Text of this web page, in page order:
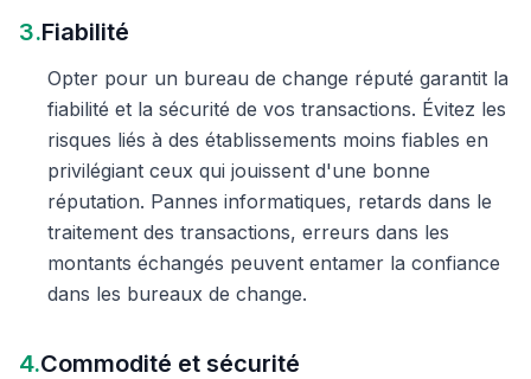
3.Fiabilité
Opter pour un bureau de change réputé garantit la
fiabilité et la sécurité de vos transactions. Évitez les
risques liés à des établissements moins fiables en
privilégiant ceux qui jouissent d'une bonne
réputation. Pannes informatiques, retards dans le
traitement des transactions, erreurs dans les
montants échangés peuvent entamer la confiance
dans les bureaux de change.
4.Commodité et sécurité